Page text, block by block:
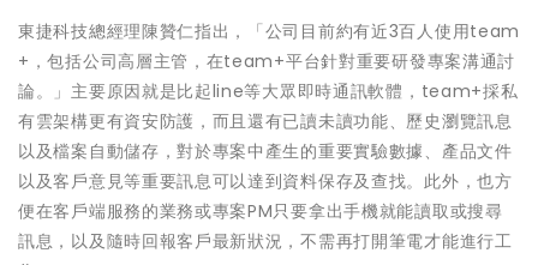
東捷科技總經理陳贊仁指出，「公司目前約有近3百人使用team
+，包括公司高層主管，在team+平台針對重要研發專案溝通討
論。」主要原因就是比起line等大眾即時通訊軟體，team+採私
有雲架構更有資安防護，而且還有已讀未讀功能、歷史瀏覽訊息
以及檔案自動儲存，對於專案中產生的重要實驗數據、產品文件
以及客戶意見等重要訊息可以達到資料保存及查找。此外，也方
便在客戶端服務的業務或專案PM只要拿出手機就能讀取或搜尋
訊息，以及隨時回報客戶最新狀況，不需再打開筆電才能進行工